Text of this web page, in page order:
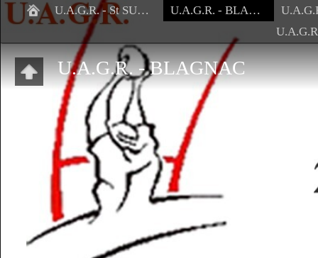
U.A.G.R. - St SULPICE U.A.G.R. - BLAGNAC
U.A.G.R. - BLAGNAC